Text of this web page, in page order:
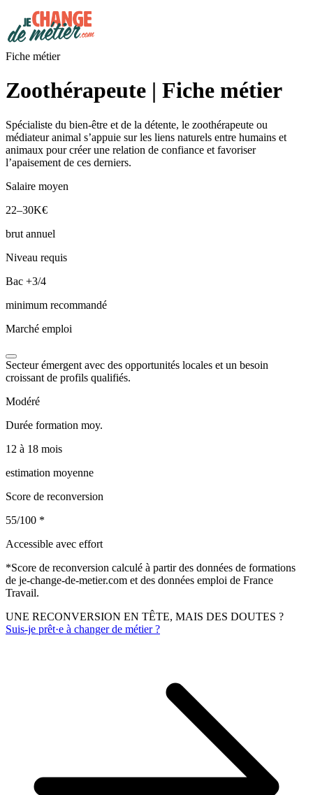
Fiche métier
Zoothérapeute | Fiche métier
Spécialiste du bien-être et de la détente, le zoothérapeute ou
médiateur animal s’appuie sur les liens naturels entre humains et
animaux pour créer une relation de confiance et favoriser
l’apaisement de ces derniers.
Salaire moyen
22–30K€
brut annuel
Niveau requis
Bac +3/4
minimum recommandé
Marché emploi
Secteur émergent avec des opportunités locales et un besoin
croissant de profils qualifiés.
Modéré
Durée formation moy.
12 à 18 mois
estimation moyenne
Score de reconversion
55/100 *
Accessible avec effort
*Score de reconversion calculé à partir des données de formations
de je-change-de-metier.com et des données emploi de France
Travail.
UNE RECONVERSION EN TÊTE, MAIS DES DOUTES ?
Suis-je prêt·e à changer de métier ?